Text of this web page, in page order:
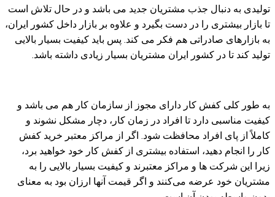
تولیدی به دنبال جذب مشتریان جدید می باشد و در حال تلاش است
تا بازار بیشتری را در دست بگیرد و علاوه بر بازار داخل کشور ایران،
به بازارهای صادراتی هم فکر می کند. پس باید کیفیت بسیار بالایی
تولید کند تا در کشور ایران مشتریان بسیار زیادی داشته باشد.
به طور کلی کفش کار دارای مجوز از سازمان کار هم می باشد و
کیفیت مناسبی دارد تا افراد در زمان کار، دچار مشکل نشوند و
کاملاً از پای افراد محافظت شود. اگر از مراکز معتبر خرید کفش
کار را انجام دهید، استفاده بیشتری از کفش کار خود خواهید برد،
زیرا این شرکت ها و مراکز معتبرند و کیفیت بسیار بالایی را به
مشتریان خود عرضه می‌کنند و اگر قیمت آنها ارزان بود به معنای